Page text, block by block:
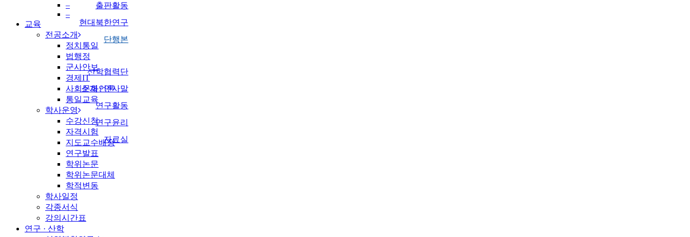
–
–
교육
전공소개
정치통일
법행정
군사안보
경제IT
사회문화언론
통일교육
학사운영
수강신청
자격시험
지도교수배정
연구발표
학위논문
학위논문대체
학적변동
학사일정
각종서식
강의시간표
연구 · 산학
출판활동
현대북한연구
단행본
산학협력단
소개 / 인사말
연구활동
연구윤리
자료실